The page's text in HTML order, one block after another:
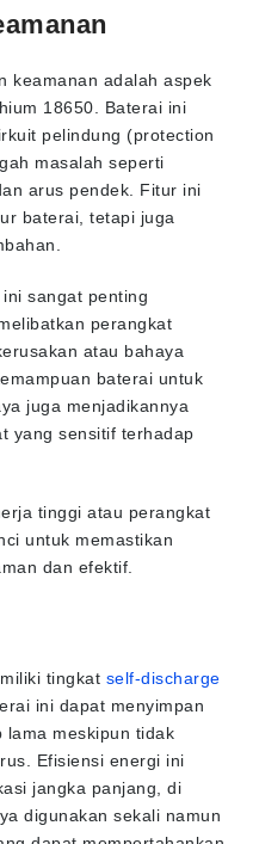
keamanan adalah aspek
18650. Baterai ini
pelindung (protection
masalah seperti
arus pendek. Fitur ini
baterai, tetapi juga
sangat penting
perangkat
atau bahaya
baterai untuk
juga menjadikannya
yang sensitif terhadap
tinggi atau perangkat
untuk memastikan
dan efektif.
tingkat self-discharge
ini dapat menyimpan
lama meskipun tidak
Efisiensi energi ini
jangka panjang, di
digunakan sekali namun